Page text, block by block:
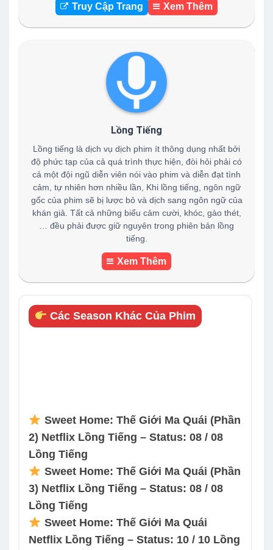
Truy Cập Trang Xem Thêm
Lồng Tiếng
Lồng tiếng là dịch vụ dịch phim ít thông dụng nhất bởi
độ phức tạp của cả quá trình thực hiện, đòi hỏi phải có
cả một đội ngũ diễn viên nói vào phim và diễn đạt tình
cảm, tự nhiên hơn nhiều lần, Khi lồng tiếng, ngôn ngữ
gốc của phim sẽ bị lược bỏ và dịch sang ngôn ngữ của
khán giả. Tất cả những biểu cảm cười, khóc, gào thét,
… đều phải được giữ nguyên trong phiên bản lồng
tiếng.
Xem Thêm
Các Season Khác Của Phim
Sweet Home: Thế Giới Ma Quái (Phần
2) Netflix Lồng Tiếng – Status: 08 / 08
Lồng Tiếng
Sweet Home: Thế Giới Ma Quái (Phần
3) Netflix Lồng Tiếng – Status: 08 / 08
Lồng Tiếng
Sweet Home: Thế Giới Ma Quái
Netflix Lồng Tiếng – Status: 10 / 10 Lồng